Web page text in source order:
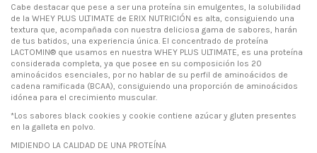
Cabe destacar que pese a ser una proteína sin emulgentes, la solubilidad
de la WHEY PLUS ULTIMATE de ERIX NUTRICIÓN es alta, consiguiendo una
textura que, acompañada con nuestra deliciosa gama de sabores, harán
de tus batidos, una experiencia única. El concentrado de proteína
LACTOMIN® que usamos en nuestra WHEY PLUS ULTIMATE, es una proteína
considerada completa, ya que posee en su composición los 20
aminoácidos esenciales, por no hablar de su perfil de aminoácidos de
cadena ramificada (BCAA), consiguiendo una proporción de aminoácidos
idónea para el crecimiento muscular.
*Los sabores black cookies y cookie contiene azúcar y gluten presentes
en la galleta en polvo.
MIDIENDO LA CALIDAD DE UNA PROTEÍNA